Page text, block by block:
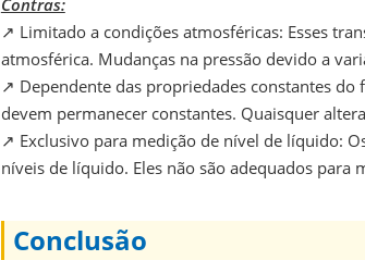
Contras:
↗ Limitado a condições atmosféricas: Esses
atmosférica. Mudanças na pressão devido a
↗ Dependente das propriedades constantes
devem permanecer constantes. Quaisquer
↗ Exclusivo para medição de nível de líquido:
níveis de líquido. Eles não são adequados para
Conclusão